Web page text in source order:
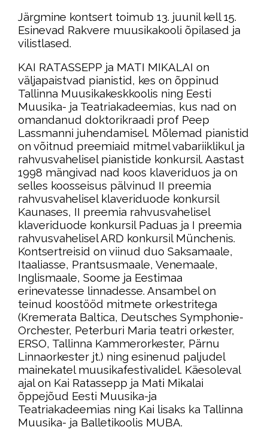
Järgmine kontsert toimub 13. juunil kell 15.
Esinevad Rakvere muusikakooli õpilased ja
vilistlased.
KAI RATASSEPP ja MATI MIKALAI on
väljapaistvad pianistid, kes on õppinud
Tallinna Muusikakeskkoolis ning Eesti
Muusika- ja Teatriakadeemias, kus nad on
omandanud doktorikraadi prof Peep
Lassmanni juhendamisel. Mõlemad pianistid
on võitnud preemiaid mitmel vabariiklikul ja
rahvusvahelisel pianistide konkursil. Aastast
1998 mängivad nad koos klaveriduos ja on
selles koosseisus pälvinud II preemia
rahvusvahelisel klaveriduode konkursil
Kaunases, II preemia rahvusvahelisel
klaveriduode konkursil Paduas ja I preemia
rahvusvahelisel ARD konkursil Münchenis.
Kontsertreisid on viinud duo Saksamaale,
Itaaliasse, Prantsusmaale, Venemaale,
Inglismaale, Soome ja Eestimaa
erinevatesse linnadesse. Ansambel on
teinud koostööd mitmete orkestritega
(Kremerata Baltica, Deutsches Symphonie-
Orchester, Peterburi Maria teatri orkester,
ERSO, Tallinna Kammerorkester, Pärnu
Linnaorkester jt.) ning esinenud paljudel
mainekatel muusikafestivalidel. Käesoleval
ajal on Kai Ratassepp ja Mati Mikalai
õppejõud Eesti Muusika-ja
Teatriakadeemias ning Kai lisaks ka Tallinna
Muusika- ja Balletikoolis MUBA.